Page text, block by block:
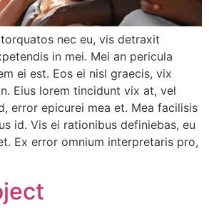
nec eu, vis detraxit
in mei. Mei an pericula
ei est. Eos ei nisl graecis, vix
Eius lorem tincidunt vix at, vel
error epicurei mea et. Mea facilisis
id. Vis ei rationibus definiebas, eu
Ex error omnium interpretaris pro,